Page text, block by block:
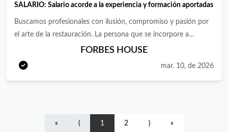
SALARIO: Salario acorde a la experiencia y formación aportadas
Buscamos profesionales con ilusión, compromiso y pasión por
el arte de la restauración. La persona que se incorpore a
trabajar con nosotros debe tener ganas de crecer
profesionalmente dentro de Forbes House e inquietudes por la
laboral nueva en un enclave único.Funciones:Gestionar un
FORBES HOUSE
mar. 10, de 2026
« ⟨ 1 2 ⟩ »